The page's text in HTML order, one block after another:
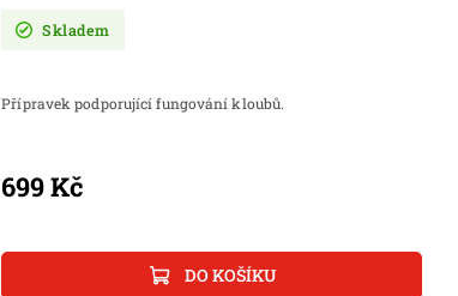
Skladem
699 Kč
DO KOŠÍKU
Přípravek podporující fungování kloubů.